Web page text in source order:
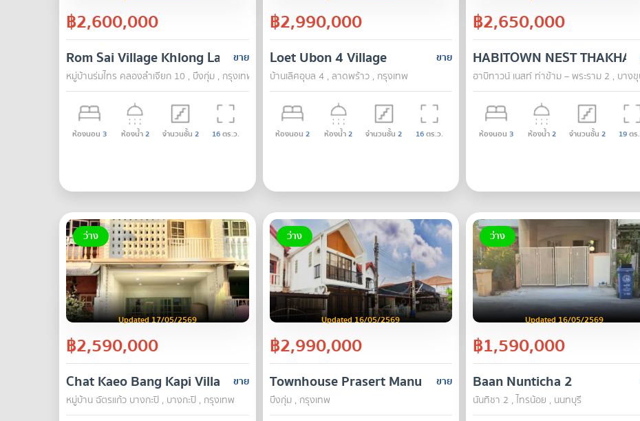
฿2,600,000
ขาย
Rom Sai Village Khlong Lam Chiak 10
หมู่บ้านร่มไทร คลองลำเจียก 10 , บึงกุ่ม , กรุงเทพ
ห้องนอน 3 ห้องน้ำ2 จำนวนชั้น 2 16ตร.ว.
฿2,990,000
ขาย
Loet Ubon 4 Village
บ้านเลิศอุบล 4 , ลาดพร้าว , กรุงเทพ
ห้องนอน 2 ห้องน้ำ2 จำนวนชั้น 2 16ตร.ว.
฿2,650,000
HABITOWN NEST
ฮาบิทาวน์ เนสท์ ท่าข้าม – พระราม 2 , บาง
ห้องนอน 3 ห้องน้ำ2 จำนวนชั้น 2 19ตร
ว่าง
Updated 17/05/2569
฿2,590,000
ขาย
Chat Kaeo Bang Kapi Village
หมู่บ้าน ฉัตรแก้ว บางกะปิ , บางกะปิ , กรุงเทพ
ว่าง
Updated 16/05/2569
฿2,990,000
ขาย
Townhouse Prasert Manukit 29
บึงกุ่ม , กรุงเทพ
ว่าง
Updated 16/05/2569
฿1,590,000
Baan Nunticha 2
นันทิชา 2 , ไทรน้อย , นนทบุรี